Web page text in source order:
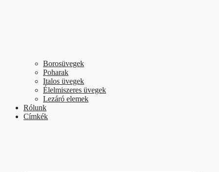
Borosüvegek
Poharak
Italos üvegek
Élelmiszeres üvegek
Lezáró elemek
Rólunk
Címkék